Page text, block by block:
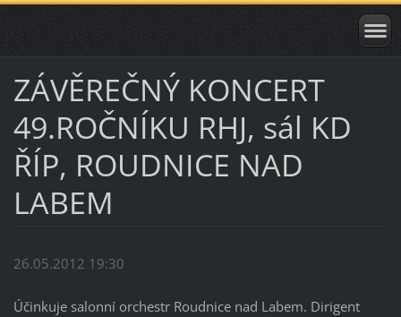
ZÁVĚREČNÝ KONCERT
49.ROČNÍKU RHJ, sál KD
ŘÍP, ROUDNICE NAD
LABEM
26.05.2012 19:30
Účinkuje salonní orchestr Roudnice nad Labem. Dirigent